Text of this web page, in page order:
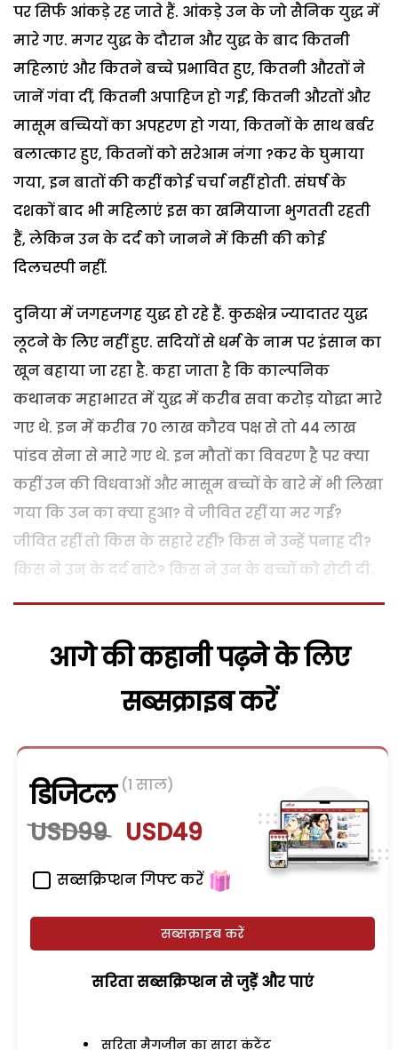
पर सिर्फ आंकड़े रह जाते हैं. आंकड़े उन के जो सैनिक युद्ध में
मारे गए. मगर युद्ध के दौरान और युद्ध के बाद कितनी
महिलाएं और कितने बच्चे प्रभावित हुए, कितनी औरतों ने
जानें गंवा दीं, कितनी अपाहिज हो गईं, कितनी औरतों और
मासूम बच्चियों का अपहरण हो गया, कितनों के साथ बर्बर
बलात्कार हुए, कितनों को सरेआम नंगा ?कर के घुमाया
गया, इन बातों की कहीं कोई चर्चा नहीं होती. संघर्ष के
दशकों बाद भी महिलाएं इस का खमियाजा भुगतती रहती
हैं, लेकिन उन के दर्द को जानने में किसी की कोई
दिलचस्पी नहीं.
दुनिया में जगहजगह युद्ध हो रहे हैं. कुरुक्षेत्र ज्यादातर युद्ध
लूटने के लिए नहीं हुए. सदियों से धर्म के नाम पर इंसान का
खून बहाया जा रहा है. कहा जाता है कि काल्पनिक
कथानक महाभारत में युद्ध में करीब सवा करोड़ योद्धा मारे
गए थे. इन में करीब 70 लाख कौरव पक्ष से तो 44 लाख
पांडव सेना से मारे गए थे. इन मौतों का विवरण है पर क्या
कहीं उन की विधवाओं और मासूम बच्चों के बारे में भी लिखा
गया कि उन का क्या हुआ? वे जीवित रहीं या मर गईं?
जीवित रहीं तो किस के सहारे रहीं? किस ने उन्हें पनाह दी?
किस ने उन के दर्द बांटे? किस ने उन के बच्चों को रोटी दी.
आगे की कहानी पढ़ने के लिए
सब्सक्राइब करें
डिजिटल (1 साल)
USD99 USD49
सब्सक्रिप्शन गिफ्ट करें
सब्सक्राइब करें
सरिता सब्सक्रिप्शन से जुड़ेें और पाएं
सरिता मैगजीन का सारा कंटेंट